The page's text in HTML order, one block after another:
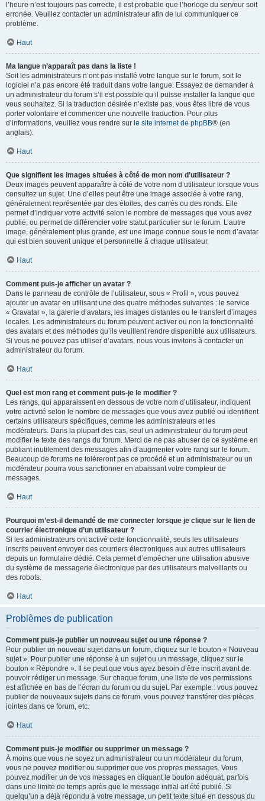
l’heure n’est toujours pas correcte, il est probable que l’horloge du serveur soit
erronée. Veuillez contacter un administrateur afin de lui communiquer ce
problème.
Haut
Ma langue n’apparaît pas dans la liste !
Soit les administrateurs n’ont pas installé votre langue sur le forum, soit le
logiciel n’a pas encore été traduit dans votre langue. Essayez de demander à
un administrateur du forum s’il est possible qu’il puisse installer la langue que
vous souhaitez. Si la traduction désirée n’existe pas, vous êtes libre de vous
porter volontaire et commencer une nouvelle traduction. Pour plus
d’informations, veuillez vous rendre sur le site internet de phpBB® (en
anglais).
Haut
Que signifient les images situées à côté de mon nom d’utilisateur ?
Deux images peuvent apparaître à côté de votre nom d’utilisateur lorsque vous
consultez un sujet. Une d’elles peut être une image associée à votre rang,
généralement représentée par des étoiles, des carrés ou des ronds. Elle
permet d’indiquer votre activité selon le nombre de messages que vous avez
publié, ou permet de différencier votre statut particulier sur le forum. L’autre
image, généralement plus grande, est une image connue sous le nom d’avatar
qui est bien souvent unique et personnelle à chaque utilisateur.
Haut
Comment puis-je afficher un avatar ?
Dans le panneau de contrôle de l’utilisateur, sous « Profil », vous pouvez
ajouter un avatar en utilisant une des quatre méthodes suivantes : le service
« Gravatar », la galerie d’avatars, les images distantes ou le transfert d’images
locales. Les administrateurs du forum peuvent activer ou non la fonctionnalité
des avatars et des méthodes qu’ils veuillent rendre disponible aux utilisateurs.
Si vous ne pouvez pas utiliser d’avatars, nous vous invitons à contacter un
administrateur du forum.
Haut
Quel est mon rang et comment puis-je le modifier ?
Les rangs, qui apparaissent en dessous de votre nom d’utilisateur, indiquent
votre activité selon le nombre de messages que vous avez publié ou identifient
certains utilisateurs spécifiques, comme les administrateurs et les
modérateurs. Dans la plupart des cas, seul un administrateur du forum peut
modifier le texte des rangs du forum. Merci de ne pas abuser de ce système en
publiant inutilement des messages afin d’augmenter votre rang sur le forum.
Beaucoup de forums ne toléreront pas ce procédé et un administrateur ou un
modérateur pourra vous sanctionner en abaissant votre compteur de
messages.
Haut
Pourquoi m’est-il demandé de me connecter lorsque je clique sur le lien de
courrier électronique d’un utilisateur ?
Si les administrateurs ont activé cette fonctionnalité, seuls les utilisateurs
inscrits peuvent envoyer des courriers électroniques aux autres utilisateurs
depuis un formulaire dédié. Cela permet d’empêcher une utilisation abusive
du système de messagerie électronique par des utilisateurs malveillants ou
des robots.
Haut
Problèmes de publication
Comment puis-je publier un nouveau sujet ou une réponse ?
Pour publier un nouveau sujet dans un forum, cliquez sur le bouton « Nouveau
sujet ». Pour publier une réponse à un sujet ou un message, cliquez sur le
bouton « Répondre ». Il se peut que vous ayez besoin d’être inscrit avant de
pouvoir rédiger un message. Sur chaque forum, une liste de vos permissions
est affichée en bas de l’écran du forum ou du sujet. Par exemple : vous pouvez
publier de nouveaux sujets dans ce forum, vous pouvez transférer des pièces
jointes dans ce forum, etc.
Haut
Comment puis-je modifier ou supprimer un message ?
À moins que vous ne soyez un administrateur ou un modérateur du forum,
vous ne pouvez modifier ou supprimer que vos propres messages. Vous
pouvez modifier un de vos messages en cliquant le bouton adéquat, parfois
dans une limite de temps après que le message initial ait été publié. Si
quelqu’un a déjà répondu à votre message, un petit texte situé en dessous du